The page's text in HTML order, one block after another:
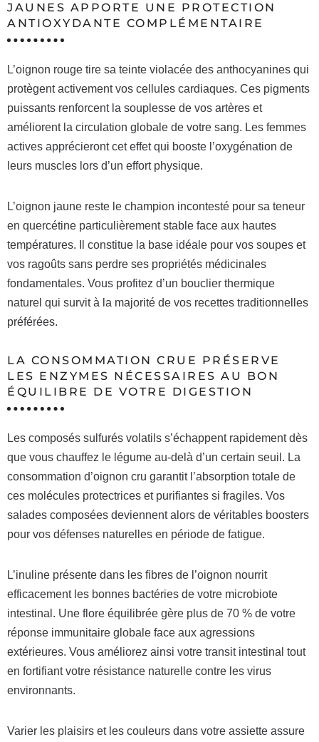
JAUNES APPORTE UNE PROTECTION
ANTIOXYDANTE COMPLÉMENTAIRE
L’oignon rouge tire sa teinte violacée des anthocyanines qui
protègent activement vos cellules cardiaques. Ces pigments
puissants renforcent la souplesse de vos artères et
améliorent la circulation globale de votre sang. Les femmes
actives apprécieront cet effet qui booste l’oxygénation de
leurs muscles lors d’un effort physique.
L’oignon jaune reste le champion incontesté pour sa teneur
en quercétine particulièrement stable face aux hautes
températures. Il constitue la base idéale pour vos soupes et
vos ragoûts sans perdre ses propriétés médicinales
fondamentales. Vous profitez d’un bouclier thermique
naturel qui survit à la majorité de vos recettes traditionnelles
préférées.
LA CONSOMMATION CRUE PRÉSERVE
LES ENZYMES NÉCESSAIRES AU BON
ÉQUILIBRE DE VOTRE DIGESTION
Les composés sulfurés volatils s’échappent rapidement dès
que vous chauffez le légume au-delà d’un certain seuil. La
consommation d’oignon cru garantit l’absorption totale de
ces molécules protectrices et purifiantes si fragiles. Vos
salades composées deviennent alors de véritables boosters
pour vos défenses naturelles en période de fatigue.
L’inuline présente dans les fibres de l’oignon nourrit
efficacement les bonnes bactéries de votre microbiote
intestinal. Une flore équilibrée gère plus de 70 % de votre
réponse immunitaire globale face aux agressions
extérieures. Vous améliorez ainsi votre transit intestinal tout
en fortifiant votre résistance naturelle contre les virus
environnants.
Varier les plaisirs et les couleurs dans votre assiette assure